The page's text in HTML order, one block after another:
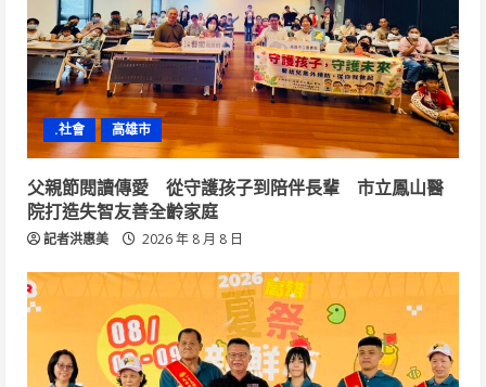
.社會 高雄市
父親節閱讀傳愛 從守護孩子到陪伴長輩 市立鳳山醫
院打造失智友善全齡家庭
記者洪惠美 2026 年 8 月 8 日